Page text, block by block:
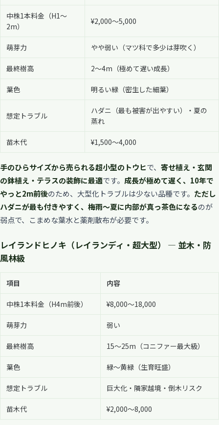
中株1本料金（H1〜
2m）
¥2,000〜5,000
萌芽力 やや弱い（マツ科で多少は芽吹く）
最終樹高 2〜4m（極めて遅い成長）
葉色 明るい緑（密生した細葉）
想定トラブル
ハダニ（最も被害が出やすい）・夏の
蒸れ
苗木代 ¥1,500〜4,000
手のひらサイズから売られる超小型のトウヒで、 寄せ植え・玄関
の鉢植え・テラスの装飾に最適です。 成長が極めて遅く、10年で
やっと2m前後のため、大型化トラブルは少ない品種です。 ただし
ハダニが最も付きやすく、梅雨〜夏に内部が真っ茶色になるのが
弱点で、こまめな葉水と薬剤散布が必要です。
レイランドヒノキ（レイランディ・超大型） — 並木・防
風林級
項目 内容
中株1本料金（H4m前後） ¥8,000〜18,000
萌芽力 弱い
最終樹高 15〜25m（コニファー最大級）
葉色 緑〜黄緑（生育旺盛）
想定トラブル 巨大化・隣家越境・倒木リスク
苗木代 ¥2,000〜8,000